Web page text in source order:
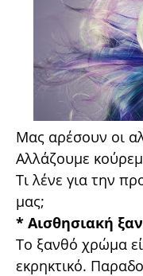
Μας αρέσουν οι
Αλλάζουμε
Τι λένε για την
μας;
* Αισθησιακή
Το ξανθό χρώμα
εκρηκτικό.